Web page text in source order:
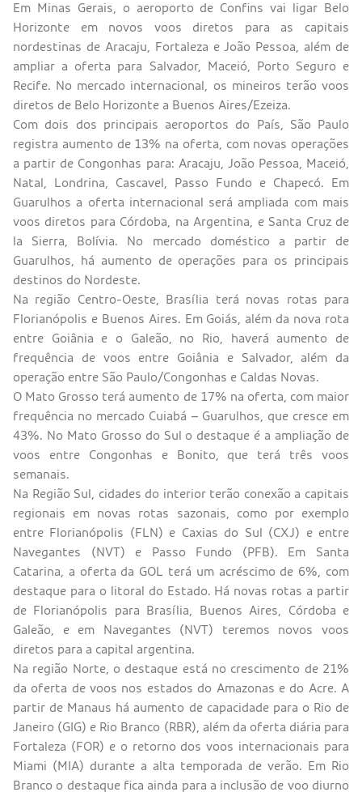
Em Minas Gerais, o aeroporto de Confins vai ligar Belo
Horizonte em novos voos diretos para as capitais
nordestinas de Aracaju, Fortaleza e João Pessoa, além de
ampliar a oferta para Salvador, Maceió, Porto Seguro e
Recife. No mercado internacional, os mineiros terão voos
diretos de Belo Horizonte a Buenos Aires/Ezeiza.
Com dois dos principais aeroportos do País, São Paulo
registra aumento de 13% na oferta, com novas operações
a partir de Congonhas para: Aracaju, João Pessoa, Maceió,
Natal, Londrina, Cascavel, Passo Fundo e Chapecó. Em
Guarulhos a oferta internacional será ampliada com mais
voos diretos para Córdoba, na Argentina, e Santa Cruz de
la Sierra, Bolívia. No mercado doméstico a partir de
Guarulhos, há aumento de operações para os principais
destinos do Nordeste.
Na região Centro-Oeste, Brasília terá novas rotas para
Florianópolis e Buenos Aires. Em Goiás, além da nova rota
entre Goiânia e o Galeão, no Rio, haverá aumento de
frequência de voos entre Goiânia e Salvador, além da
operação entre São Paulo/Congonhas e Caldas Novas.
O Mato Grosso terá aumento de 17% na oferta, com maior
frequência no mercado Cuiabá – Guarulhos, que cresce em
43%. No Mato Grosso do Sul o destaque é a ampliação de
voos entre Congonhas e Bonito, que terá três voos
semanais.
Na Região Sul, cidades do interior terão conexão a capitais
regionais em novas rotas sazonais, como por exemplo
entre Florianópolis (FLN) e Caxias do Sul (CXJ) e entre
Navegantes (NVT) e Passo Fundo (PFB). Em Santa
Catarina, a oferta da GOL terá um acréscimo de 6%, com
destaque para o litoral do Estado. Há novas rotas a partir
de Florianópolis para Brasília, Buenos Aires, Córdoba e
Galeão, e em Navegantes (NVT) teremos novos voos
diretos para a capital argentina.
Na região Norte, o destaque está no crescimento de 21%
da oferta de voos nos estados do Amazonas e do Acre. A
partir de Manaus há aumento de capacidade para o Rio de
Janeiro (GIG) e Rio Branco (RBR), além da oferta diária para
Fortaleza (FOR) e o retorno dos voos internacionais para
Miami (MIA) durante a alta temporada de verão. Em Rio
Branco o destaque fica ainda para a inclusão de voo diurno